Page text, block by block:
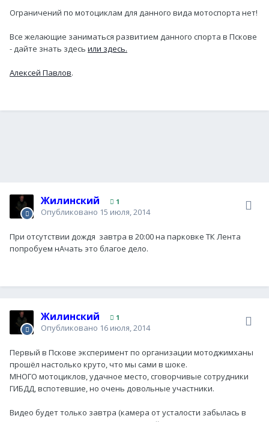
Ограничений по мотоциклам для данного вида мотоспорта нет!
Все желающие заниматься развитием данного спорта в Пскове
- дайте знать здесь или здесь.
Алексей Павлов.
Жилинский 1
Опубликовано 15 июля, 2014
При отсутствии дождя завтра в 20:00 на парковке ТК Лента
попробуем нАчать это благое дело.
Жилинский 1
Опубликовано 16 июля, 2014
Первый в Пскове эксперимент по организации мотоджимханы
прошёл настолько круто, что мы сами в шоке.
МНОГО мотоциклов, удачное место, сговорчивые сотрудники
ГИБДД, вспотевшие, но очень довольные участники.
Видео будет только завтра (камера от усталости забылась в